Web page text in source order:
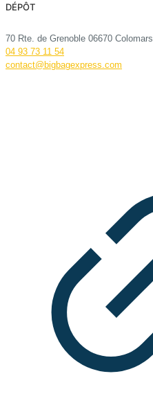
DÉPÔT
70 Rte. de Grenoble 06670 Colomars
04 93 73 11 54
contact@bigbagexpress.com